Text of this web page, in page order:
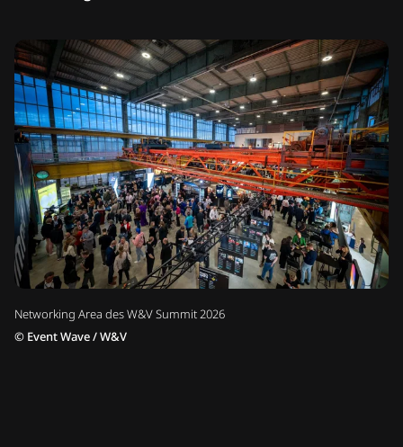
Networking Area des W&V Summit 2026
© Event Wave / W&V